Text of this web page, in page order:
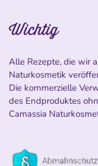
Wichtig
Alle Rezepte, die wir
Naturkosmetik
Die kommerzielle
des Endproduktes
Camassia